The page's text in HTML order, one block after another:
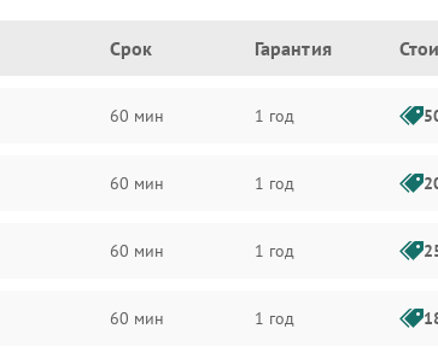
Срок Гарантия
60 мин 1 год
60 мин 1 год
60 мин 1 год
60 мин 1 год